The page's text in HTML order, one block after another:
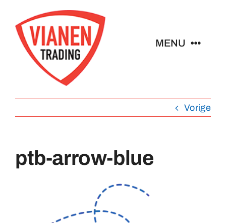
naar
inhoud
MENU
Buttons
Pins
Sleutelhangers
Vorige
ptb-arrow-blue